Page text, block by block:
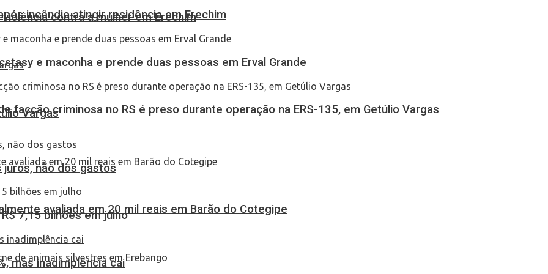
contra a mulher em Erechim
Vargas
avaliada em 20 mil reais em Barão do Cotegipe
incêndio atingir residência em Erechim
e maconha e prende duas pessoas em Erval Grande
facção criminosa no RS é preso durante operação na ERS-135, em Getúlio Vargas
juros, não dos gastos
7,15 bilhões em julho
mas inadimplência cai